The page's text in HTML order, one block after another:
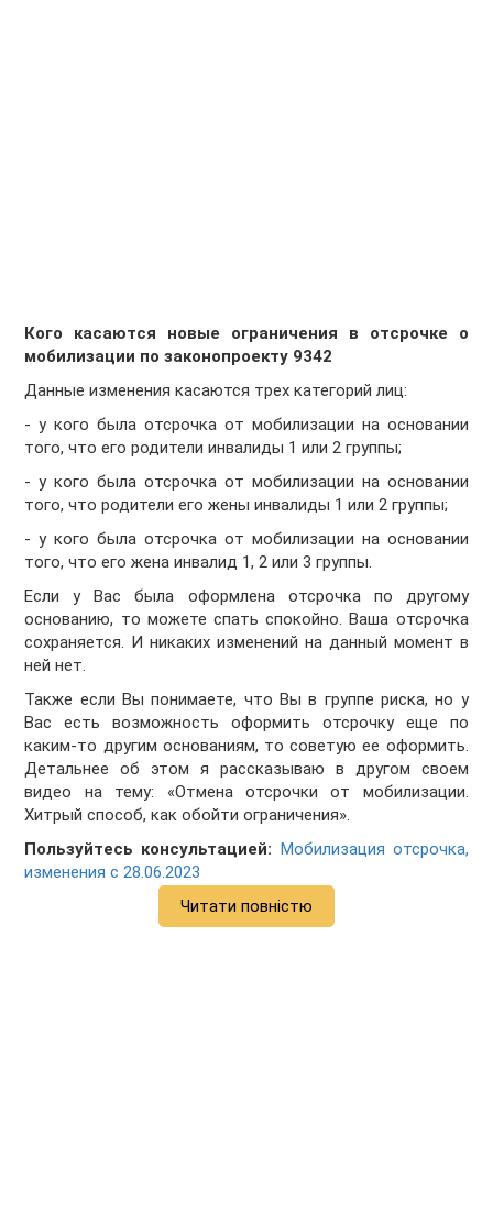
Кого касаются новые ограничения в отсрочке о
мобилизации по законопроекту 9342
Данные изменения касаются трех категорий лиц:
- у кого была отсрочка от мобилизации на основании
того, что его родители инвалиды 1 или 2 группы;
- у кого была отсрочка от мобилизации на основании
того, что родители его жены инвалиды 1 или 2 группы;
- у кого была отсрочка от мобилизации на основании
того, что его жена инвалид 1, 2 или 3 группы.
Если у Вас была оформлена отсрочка по другому
основанию, то можете спать спокойно. Ваша отсрочка
сохраняется. И никаких изменений на данный момент в
ней нет.
Также если Вы понимаете, что Вы в группе риска, но у
Вас есть возможность оформить отсрочку еще по
каким-то другим основаниям, то советую ее оформить.
Детальнее об этом я рассказываю в другом своем
видео на тему: «Отмена отсрочки от мобилизации.
Хитрый способ, как обойти ограничения».
Пользуйтесь консультацией: Мобилизация отсрочка,
изменения с 28.06.2023
Читати повністю